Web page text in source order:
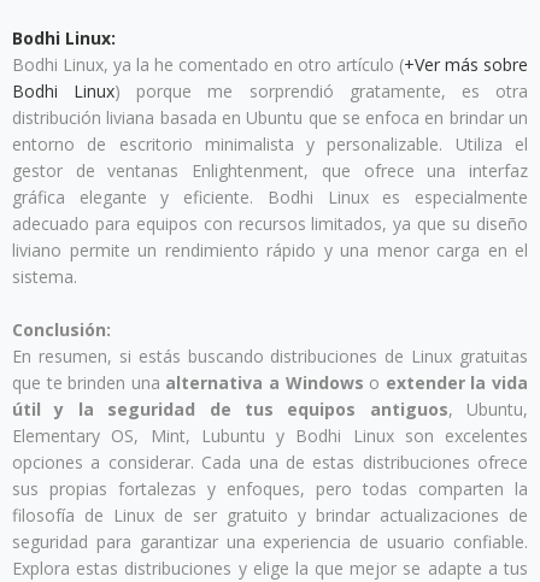
Bodhi Linux:
Bodhi Linux, ya la he comentado en otro artículo (+Ver más sobre
Bodhi Linux) porque me sorprendió gratamente, es otra
distribución liviana basada en Ubuntu que se enfoca en brindar un
entorno de escritorio minimalista y personalizable. Utiliza el
gestor de ventanas Enlightenment, que ofrece una interfaz
gráfica elegante y eficiente. Bodhi Linux es especialmente
adecuado para equipos con recursos limitados, ya que su diseño
liviano permite un rendimiento rápido y una menor carga en el
sistema.
Conclusión:
En resumen, si estás buscando distribuciones de Linux gratuitas
que te brinden una alternativa a Windows o extender la vida
útil y la seguridad de tus equipos antiguos, Ubuntu,
Elementary OS, Mint, Lubuntu y Bodhi Linux son excelentes
opciones a considerar. Cada una de estas distribuciones ofrece
sus propias fortalezas y enfoques, pero todas comparten la
filosofía de Linux de ser gratuito y brindar actualizaciones de
seguridad para garantizar una experiencia de usuario confiable.
Explora estas distribuciones y elige la que mejor se adapte a tus